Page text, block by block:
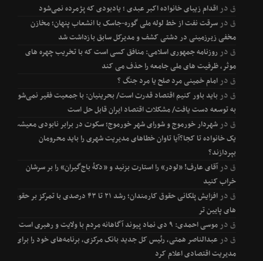
قدراقدام زیبای خانواده اکبر عبدی ؛ یادبودی که پژمرده نمی‌شود
قدرسرقت نفت از خط لوله ملی گوره-جاسک با انشعاب پنهان؛ مخازن
مخفی زیرزمینی در دشتی کشف و مدیرکل سابق بازداشت شد
قدرروزنامه جمهوری اسلامی: منافق کسی است که با تخریب چهره های
موثر، ظرفیت های ملی جامعه را حذف می کند
قدرامام خمینی مرد صلح یا مرد جنگ ؟
قدرباید باور کنیم اقتصاد قدرت است/ بحرینیان: با جمعیت فقیر نمی‌شود
به توسعه دست یافت/ مشکلات اقتصاد ایران قابل حل است
قدرشهردار خورموج و شورای شهر خورموج؛ سکوت در برابر نابودی معیشت
یک خانواده تا کجا؟آیا تاوان خطاهای مدیریت شهری را باید محرومان
بپردازند؟
قدرآقای عارف! «لودر» را استارت بزنید و «دکۀ باج‌گیران» را بر سرشان
خراب کنید
قدر
افزایش پلکانی حقوق کارمندان؛ رشد ۲۱ تا ۴۳ درصدی با تمرکز بر حقوق
های پایین تر
قدرموسی احمدی: ۹ دی نماد پیوند آگاهانه مردم با ولایت و رهبری است
قدر عبدالناصر همتی، رئیس کل جدید بانک مرکزی، برنامه‌های خود را برای
مدیریت اقتصادی اعلام کرد